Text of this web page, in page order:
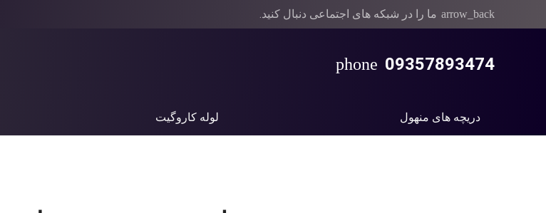
arrow_back ما را در شبکه های اجتماعی دنبال کنید.
09357893474
phone
دریچه های منهول لوله کاروگیت